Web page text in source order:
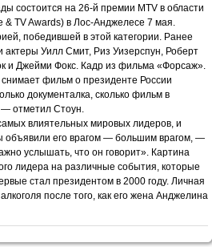
состоится на 26-й премии MTV в области
& TV Awards) в Лос-Анджелесе 7 мая.
победившей в этой категории. Ранее
Уилл Смит, Риз Уизерспун, Роберт
и Джейми Фокс. Кадр из фильма «Форсаж».
фильм о президенте России
документалка, сколько фильм в
— отметил Стоун.
влиятельных мировых лидеров, и
объявили его врагом — большим врагом, —
услышать, что он говорит». Картина
лидера на различные события, которые
стал президентом в 2000 году. Личная
после того, как его жена Анджелина